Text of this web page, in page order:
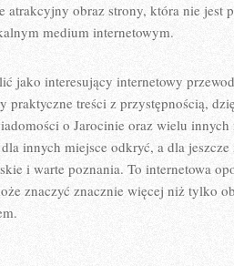
atrakcyjny obraz strony, która nie
medium internetowym.
jako interesujący internetowy
praktyczne treści z przystępnością,
o Jarocinie oraz wielu
innych miejsce odkryć, a dla
i warte poznania. To internetowa
znaczyć znacznie więcej niż tylko